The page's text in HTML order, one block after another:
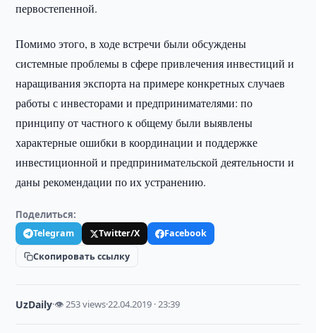
первостепенной.
Помимо этого, в ходе встречи были обсуждены
системные проблемы в сфере привлечения инвестиций и
наращивания экспорта на примере конкретных случаев
работы с инвесторами и предпринимателями: по
принципу от частного к общему были выявлены
характерные ошибки в координации и поддержке
инвестиционной и предпринимательской деятельности и
даны рекомендации по их устранению.
Поделиться:
Telegram Twitter/X
Facebook
Скопировать ссылку
UzDaily·👁 253 views·22.04.2019 · 23:39